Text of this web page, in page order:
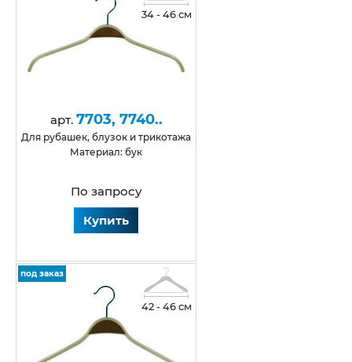
34 - 46 см
арт. 7703, 7740..
для рубашек, блузок и трикотажа
Материал: бук
По запросу
Купить
под заказ
42 - 46 см